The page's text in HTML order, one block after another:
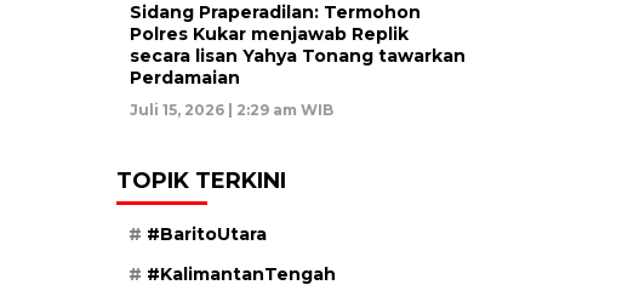
Sidang Praperadilan: Termohon
Polres Kukar menjawab Replik
secara lisan Yahya Tonang tawarkan
Perdamaian
Juli 15, 2026 | 2:29 am WIB
TOPIK TERKINI
#BaritoUtara
#KalimantanTengah